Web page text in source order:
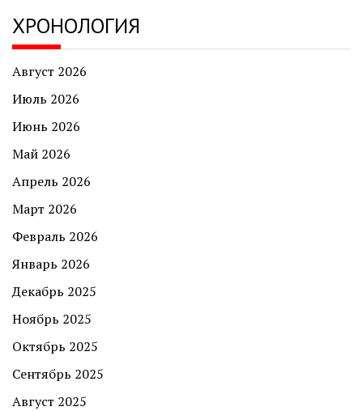
ХРОНОЛОГИЯ
Август 2026
Июль 2026
Июнь 2026
Май 2026
Апрель 2026
Март 2026
Февраль 2026
Январь 2026
Декабрь 2025
Ноябрь 2025
Октябрь 2025
Сентябрь 2025
Август 2025